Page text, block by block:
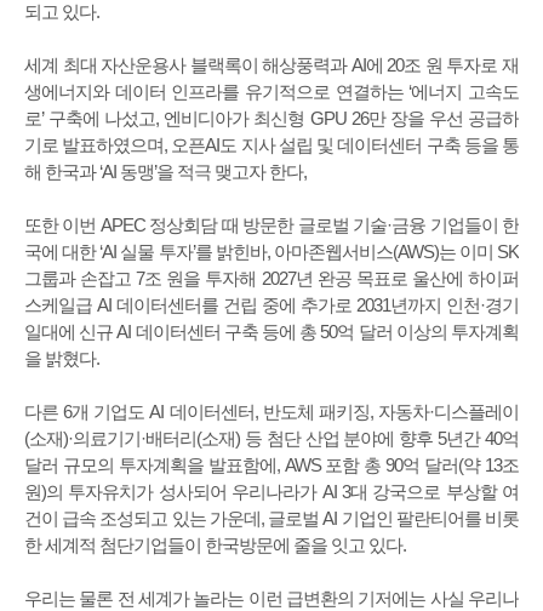
되고 있다.
세계 최대 자산운용사 블랙록이 해상풍력과 AI에 20조 원 투자로 재
생에너지와 데이터 인프라를 유기적으로 연결하는 ‘에너지 고속도
로’ 구축에 나섰고, 엔비디아가 최신형 GPU 26만 장을 우선 공급하
기로 발표하였으며, 오픈AI도 지사 설립 및 데이터센터 구축 등을 통
해 한국과 ‘AI 동맹’을 적극 맺고자 한다,
또한 이번 APEC 정상회담 때 방문한 글로벌 기술·금융 기업들이 한
국에 대한 ‘AI 실물 투자’를 밝힌바, 아마존웹서비스(AWS)는 이미 SK
그룹과 손잡고 7조 원을 투자해 2027년 완공 목표로 울산에 하이퍼
스케일급 AI 데이터센터를 건립 중에 추가로 2031년까지 인천·경기
일대에 신규 AI 데이터센터 구축 등에 총 50억 달러 이상의 투자계획
을 밝혔다.
다른 6개 기업도 AI 데이터센터, 반도체 패키징, 자동차·디스플레이
(소재)·의료기기·배터리(소재) 등 첨단 산업 분야에 향후 5년간 40억
달러 규모의 투자계획을 발표함에, AWS 포함 총 90억 달러(약 13조
원)의 투자유치가 성사되어 우리나라가 AI 3대 강국으로 부상할 여
건이 급속 조성되고 있는 가운데, 글로벌 AI 기업인 팔란티어를 비롯
한 세계적 첨단기업들이 한국방문에 줄을 잇고 있다.
우리는 물론 전 세계가 놀라는 이런 급변환의 기저에는 사실 우리나